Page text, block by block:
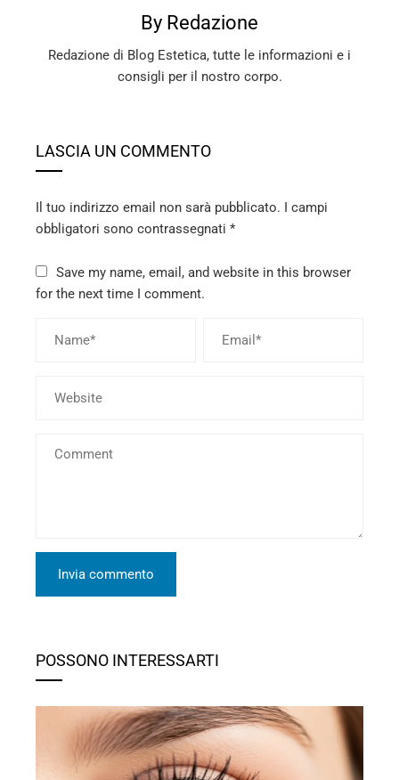
By Redazione
Redazione di Blog Estetica, tutte le informazioni e i
consigli per il nostro corpo.
LASCIA UN COMMENTO
Il tuo indirizzo email non sarà pubblicato. I campi
obbligatori sono contrassegnati *
Save my name, email, and website in this browser
for the next time I comment.
POSSONO INTERESSARTI